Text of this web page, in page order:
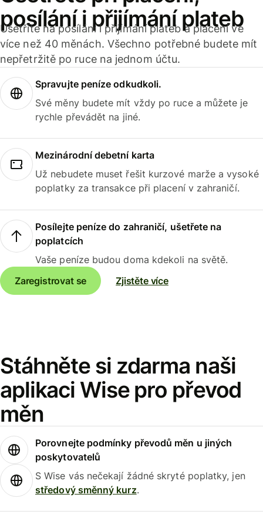
posílání i přijímání plateb
Ušetříte na posílání i přijímání plateb a placení ve
více než 40 měnách. Všechno potřebné budete mít
nepřetržitě po ruce na jednom účtu.
Spravujte peníze odkudkoli.
Své měny budete mít vždy po ruce a můžete je
rychle převádět na jiné.
Mezinárodní debetní karta
Už nebudete muset řešit kurzové marže a vysoké
poplatky za transakce při placení v zahraničí.
Posílejte peníze do zahraničí, ušetřete na
poplatcích
Vaše peníze budou doma kdekoli na světě.
Zaregistrovat se
Zjistěte více
Stáhněte si zdarma naši
aplikaci Wise pro převod
měn
Porovnejte podmínky převodů měn u jiných
poskytovatelů
S Wise vás nečekají žádné skryté poplatky, jen
středový směnný kurz.